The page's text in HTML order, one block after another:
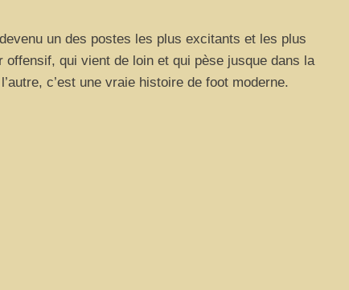
un des postes les plus excitants et les plus
qui vient de loin et qui pèse jusque dans la
c’est une vraie histoire de foot moderne.